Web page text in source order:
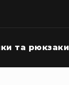
та рюкзаки